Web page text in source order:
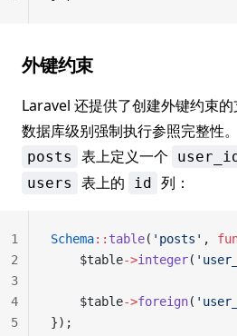
外键约束
Laravel 还提供了创建外键约束
数据库级别强制执行参照完整性
posts 表上定义一个
users 表上的 id 列：
Schema:: table( 'posts' ,
    $table
->integer(
    $table
->foreign(
});
1
2
3
4
5